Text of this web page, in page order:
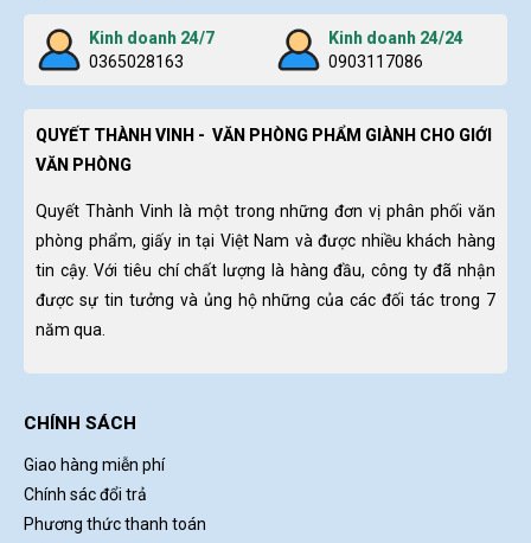
Kinh doanh 24/7
0365028163
Kinh doanh 24/24
0903117086
QUYẾT THÀNH VINH - VĂN PHÒNG PHẨM GIÀNH CHO GIỚI
VĂN PHÒNG
Quyết Thành Vinh là một trong những đơn vị phân phối văn
phòng phẩm, giấy in tại Việt Nam và được nhiều khách hàng
tin cậy. Với tiêu chí chất lượng là hàng đầu, công ty đã nhận
được sự tin tưởng và ủng hộ những của các đối tác trong 7
năm qua.
CHÍNH SÁCH
Giao hàng miễn phí
Chính sác đổi trả
Phương thức thanh toán